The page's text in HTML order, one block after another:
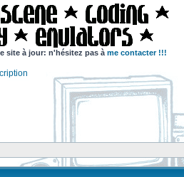
site à jour: n'hésitez pas à me contacter !!!